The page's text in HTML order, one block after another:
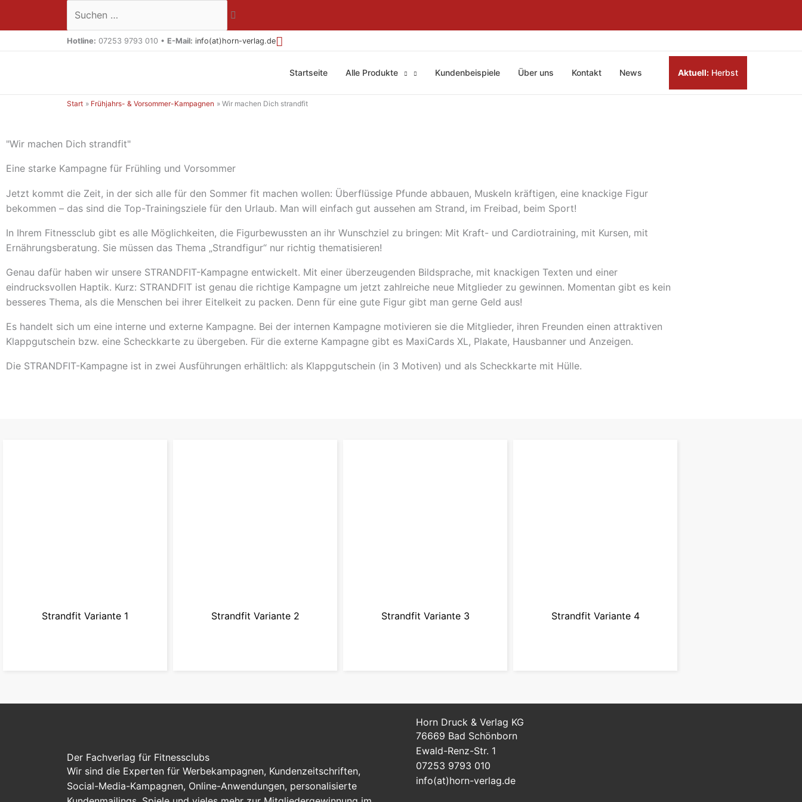
Suchen …
Hotline: 07253 9793 010 • E-Mail: info(at)horn-verlag.de
Startseite Alle Produkte Kundenbeispiele Über uns Kontakt News Aktuell: Herbst
Start Frühjahrs- & Vorsommer-Kampagnen Wir machen Dich strandfit
"Wir machen Dich strandfit"
Eine starke Kampagne für Frühling und Vorsommer
Jetzt kommt die Zeit, in der sich alle für den Sommer fit machen wollen: Überflüssige Pfunde abbauen, Muskeln kräftigen, eine knackige Figur
bekommen – das sind die Top-Trainingsziele für den Urlaub. Man will einfach gut aussehen am Strand, im Freibad, beim Sport!
In Ihrem Fitnessclub gibt es alle Möglichkeiten, die Figurbewussten an ihr Wunschziel zu bringen: Mit Kraft- und Cardiotraining, mit Kursen, mit
Ernährungsberatung. Sie müssen das Thema „Strandfigur“ nur richtig thematisieren!
Genau dafür haben wir unsere STRANDFIT-Kampagne entwickelt. Mit einer überzeugenden Bildsprache, mit knackigen Texten und einer
eindrucksvollen Haptik. Kurz: STRANDFIT ist genau die richtige Kampagne um jetzt zahlreiche neue Mitglieder zu gewinnen. Momentan gibt es kein
besseres Thema, als die Menschen bei ihrer Eitelkeit zu packen. Denn für eine gute Figur gibt man gerne Geld aus!
Es handelt sich um eine interne und externe Kampagne. Bei der internen Kampagne motivieren sie die Mitglieder, ihren Freunden einen attraktiven
Klappgutschein bzw. eine Scheckkarte zu übergeben. Für die externe Kampagne gibt es MaxiCards XL, Plakate, Hausbanner und Anzeigen.
Die STRANDFIT-Kampagne ist in zwei Ausführungen erhältlich: als Klappgutschein (in 3 Motiven) und als Scheckkarte mit Hülle.
Strandfit Variante 1 Strandfit Variante 2 Strandfit Variante 3 Strandfit Variante 4
Der Fachverlag für Fitnessclubs
Wir sind die Experten für Werbekampagnen, Kundenzeitschriften,
Social-Media-Kampagnen, Online-Anwendungen, personalisierte
Horn Druck & Verlag KG
76669 Bad Schönborn
Ewald-Renz-Str. 1
07253 9793 010
info(at)horn-verlag.de